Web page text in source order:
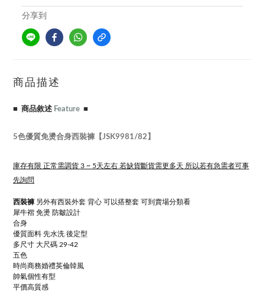
分享到
商品描述
■ 商品敘述 Feature ■
5色優質免燙合身西裝褲【JSK9981/82】
庫存有限 正常需調貨 3 ~ 5天左右 若缺貨斷貨需更多天 所以若有急需者可事
先詢問
西裝褲 另外有西裝外套 背心 可以搭整套 可到賣場分類看
犀牛褶 免燙 防皺設計
合身
優質面料 先水洗 後定型
多尺寸 大尺碼 29-42
五色
時尚商務婚禮英倫韓風
帥氣個性有型
平價高質感